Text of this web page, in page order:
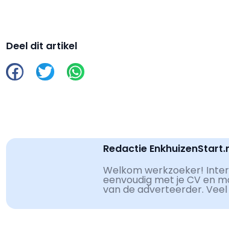
Deel dit artikel
Redactie
Welkom werkzoeker!
eenvoudig met je CV en
van de adverteerder. Veel